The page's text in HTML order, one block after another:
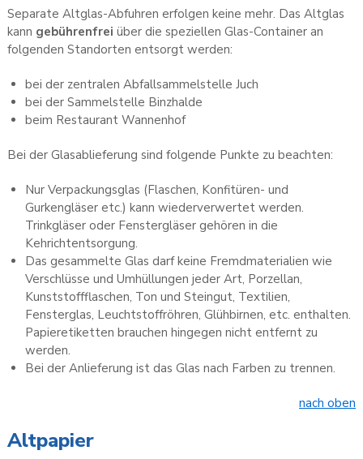
Separate Altglas-Abfuhren erfolgen keine mehr. Das Altglas
kann gebührenfrei über die speziellen Glas-Container an
folgenden Standorten entsorgt werden:
bei der zentralen Abfallsammelstelle Juch
bei der Sammelstelle Binzhalde
beim Restaurant Wannenhof
Bei der Glasablieferung sind folgende Punkte zu beachten:
Nur Verpackungsglas (Flaschen, Konfitüren- und
Gurkengläser etc.) kann wiederverwertet werden.
Trinkgläser oder Fenstergläser gehören in die
Kehrichtentsorgung.
Das gesammelte Glas darfkeine Fremdmaterialien wie
Verschlüsse und Umhüllungen jeder Art, Porzellan,
Kunststoffflaschen, Ton und Steingut, Textilien,
Fensterglas, Leuchtstoffröhren, Glühbirnen, etc. enthalten.
Papieretiketten brauchen hingegen nicht entfernt zu
werden.
Bei der Anlieferung ist das Glasnach Farben zu trennen.
nach oben
Altpapier